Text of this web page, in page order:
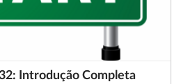
Introdução Completa